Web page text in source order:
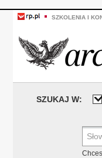
SZKOLENIA I
SZUKAJ W: